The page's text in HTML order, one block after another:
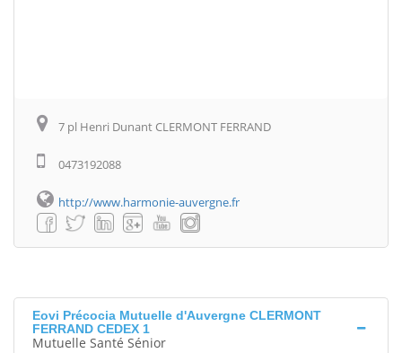
7 pl Henri Dunant CLERMONT FERRAND
0473192088
http://www.harmonie-auvergne.fr
Eovi Précocia Mutuelle d'Auvergne CLERMONT
FERRAND CEDEX 1
Mutuelle Santé Sénior